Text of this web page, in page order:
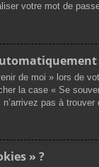
votre mot de
de moi » lors de
la case « Se
pas à
» ?